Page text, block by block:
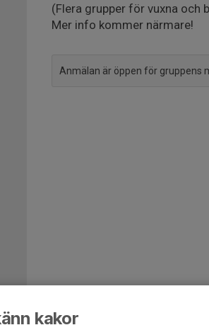
(Flera grupper för vuxna och
Mer info kommer närmare!
Anmälan är öppen för gruppens
kakor